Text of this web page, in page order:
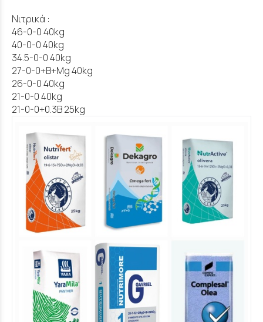
Νιτρικά :
46-0-0 40kg
40-0-0 40kg
34.5-0-0 40kg
27-0-0+Β+Mg 40kg
26-0-0 40kg
21-0-0 40kg
21-0-0+0.3Β 25kg